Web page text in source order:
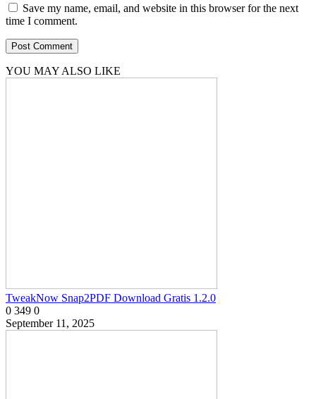
Save my name, email, and website in this browser for the next
time I comment.
YOU MAY ALSO LIKE
TweakNow Snap2PDF Download Gratis 1.2.0
0 349 0
September 11, 2025